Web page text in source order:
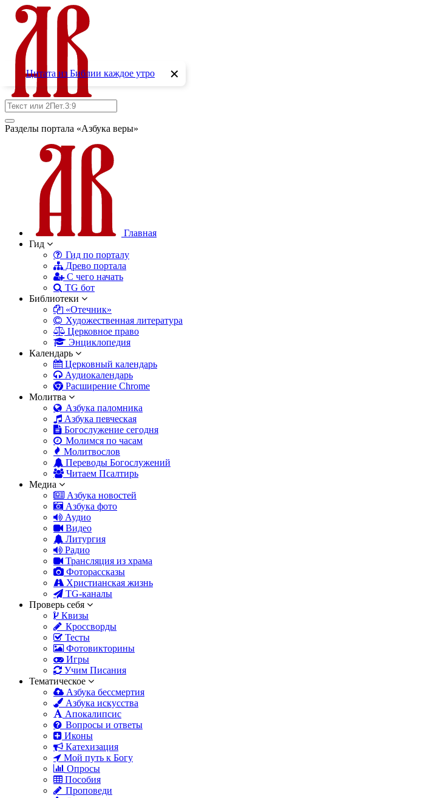
Разделы портала «Азбука веры»
Главная
Гид
Гид по порталу
Древо портала
С чего начать
TG бот
Библиотеки
«Отечник»
Художественная литература
Церковное право
Энциклопедия
Календарь
Церковный календарь
Аудиокалендарь
Расширение Chrome
Молитва
Азбука паломника
Азбука певческая
Богослужение сегодня
Молимся по часам
Молитвослов
Переводы Богослужений
Читаем Псалтирь
Медиа
Азбука новостей
Азбука фото
Аудио
Видео
Литургия
Радио
Трансляция из храма
Фоторассказы
Христианская жизнь
TG-каналы
Проверь себя
Квизы
Кроссворды
Тесты
Фотовикторины
Игры
Учим Писания
Тематическое
Азбука бессмертия
Азбука искусства
Апокалипсис
Вопросы и ответы
Иконы
Катехизация
Мой путь к Богу
Опросы
Пособия
Проповеди
Цитата из Библии каждое утро ✕